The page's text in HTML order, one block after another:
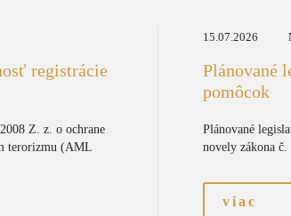
registrácie
Z. z. o ochrane
terorizmu (AML
15.07.2026
Plánované
pomôcok
Plánované
novely zákona
viac